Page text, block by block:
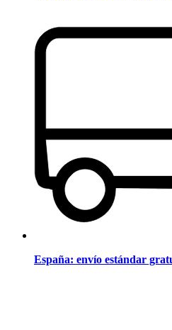
España: envío estándar